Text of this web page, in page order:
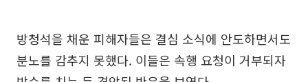
방청석을 채운 피해자들은 결심 소식에 안도하면서도
분노를 감추지 못했다. 이들은 속행 요청이 거부되자